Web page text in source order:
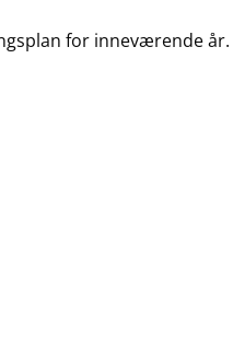
for inneværende år.